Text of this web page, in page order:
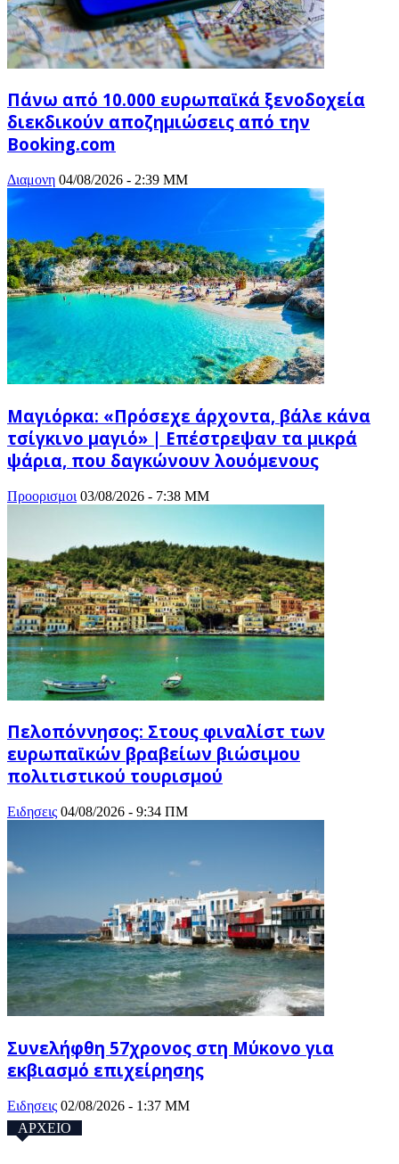
Πάνω από 10.000 ευρωπαϊκά ξενοδοχεία
διεκδικούν αποζημιώσεις από την
Booking.com
Διαμονη 04/08/2026 - 2:39 ΜΜ
Μαγιόρκα: «Πρόσεχε άρχοντα, βάλε κάνα
τσίγκινο μαγιό» | Επέστρεψαν τα μικρά
ψάρια, που δαγκώνουν λουόμενους
Προορισμοι 03/08/2026 - 7:38 ΜΜ
Πελοπόννησος: Στους φιναλίστ των
ευρωπαϊκών βραβείων βιώσιμου
πολιτιστικού τουρισμού
Ειδησεις 04/08/2026 - 9:34 ΠΜ
Συνελήφθη 57χρονος στη Μύκονο για
εκβιασμό επιχείρησης
Ειδησεις 02/08/2026 - 1:37 ΜΜ
ΑΡΧΕΙΟ